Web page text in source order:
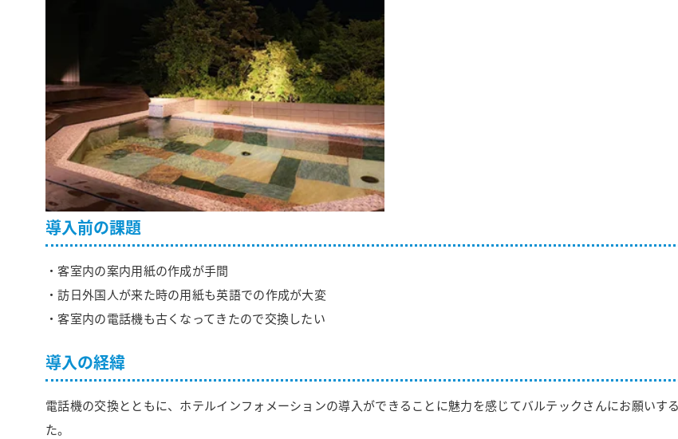
導入前の課題
・客室内の案内用紙の作成が手間
・訪日外国人が来た時の用紙も英語での作成が大変
・客室内の電話機も古くなってきたので交換したい
導入の経緯
電話機の交換とともに、ホテルインフォメーションの導入ができることに魅力を感じてバルテックさんにお願いす
た。